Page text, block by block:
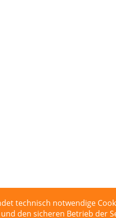
technisch notwendige
den sicheren Betrieb der